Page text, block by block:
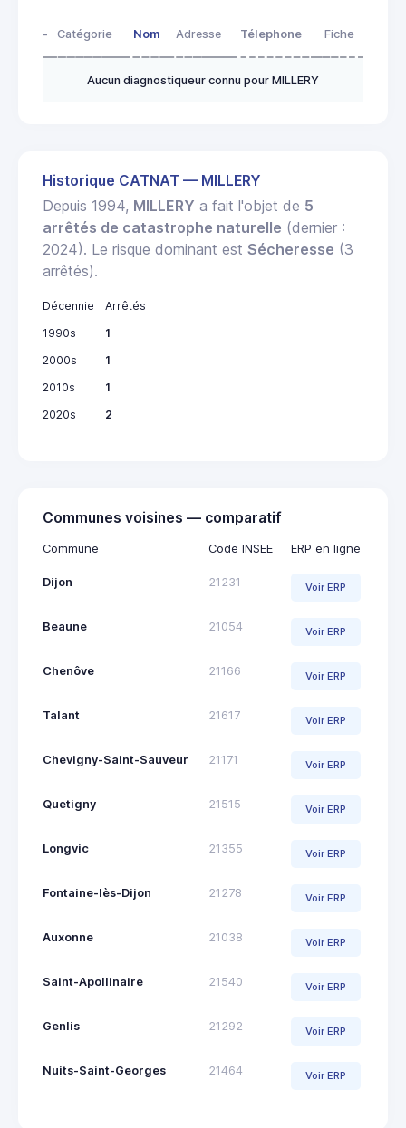
- Catégorie Nom Adresse Télephone Fiche
Aucun diagnostiqueur connu pour MILLERY
Historique CATNAT — MILLERY
Depuis 1994, MILLERY a fait l'objet de 5
arrêtés de catastrophe naturelle (dernier :
2024). Le risque dominant est Sécheresse (3
arrêtés).
Décennie
Arrêtés
1990s
1
2000s
1
2010s
1
2020s
2
Communes voisines — comparatif
Commune Code INSEE ERP en ligne
Dijon 21231 Voir ERP
Beaune 21054 Voir ERP
Chenôve 21166 Voir ERP
Talant 21617 Voir ERP
Chevigny-Saint-Sauveur 21171 Voir ERP
Quetigny 21515 Voir ERP
Longvic 21355 Voir ERP
Fontaine-lès-Dijon 21278 Voir ERP
Auxonne 21038 Voir ERP
Saint-Apollinaire 21540 Voir ERP
Genlis 21292 Voir ERP
Nuits-Saint-Georges 21464 Voir ERP